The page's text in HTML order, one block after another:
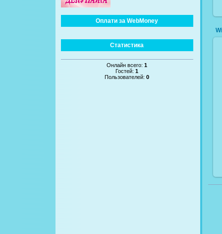
Оплати за WebMoney
Статистика
Онлайн всего:1
Гостей:1
Пользователей:0